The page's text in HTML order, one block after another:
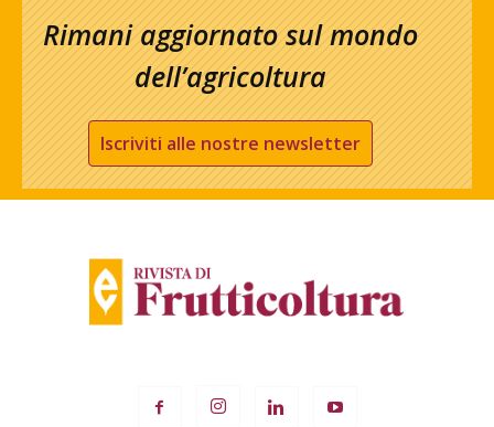
Rimani aggiornato sul mondo
dell’agricoltura
Iscriviti alle nostre newsletter